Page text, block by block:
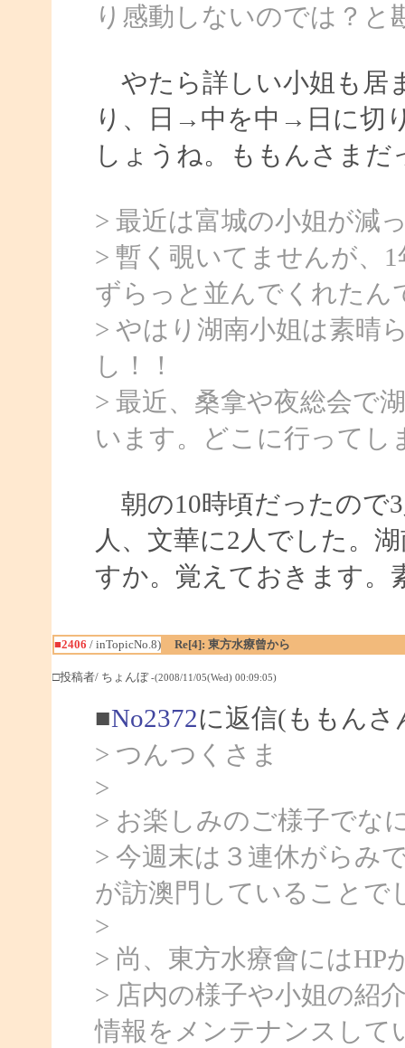
り感動しないのでは？と
やたら詳しい小姐も居
り、日→中を中→日に切
しょうね。ももんさまだ
> 最近は富城の小姐が減
> 暫く覗いてませんが、
ずらっと並んでくれた
> やはり湖南小姐は素晴
し！！
> 最近、桑拿や夜総会で
います。どこに行ってし
朝の10時頃だったので
人、文華に2人でした。
すか。覚えておきます。
■2406 / inTopicNo.8) Re[4]: 東方水療曾から
□投稿者/ ちょんぼ-(2008/11/05(Wed) 00:09:05)
■No2372に返信(ももんさ
> つんつくさま
>
> お楽しみのご様子でな
> 今週末は３連休がらみ
が訪澳門していることで
>
> 尚、東方水療會にはHP
> 店内の様子や小姐の紹
情報をメンテナンスして